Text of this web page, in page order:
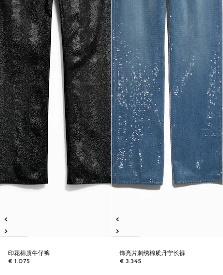
印花棉质牛仔裤
€ 1.075
饰亮片刺绣棉质丹宁长裤
€ 3.345